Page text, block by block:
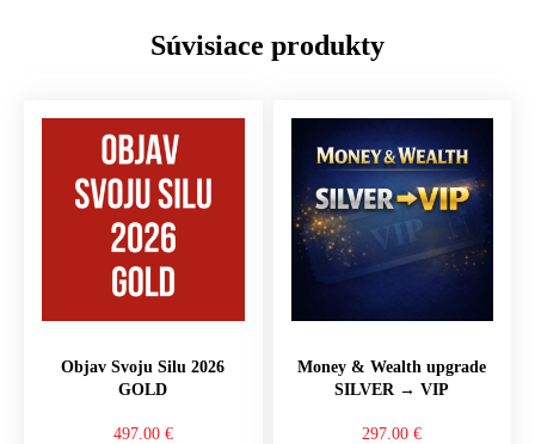
Súvisiace produkty
Objav Svoju Silu 2026
GOLD
497.00 €
Money & Wealth upgrade
SILVER → VIP
297.00€